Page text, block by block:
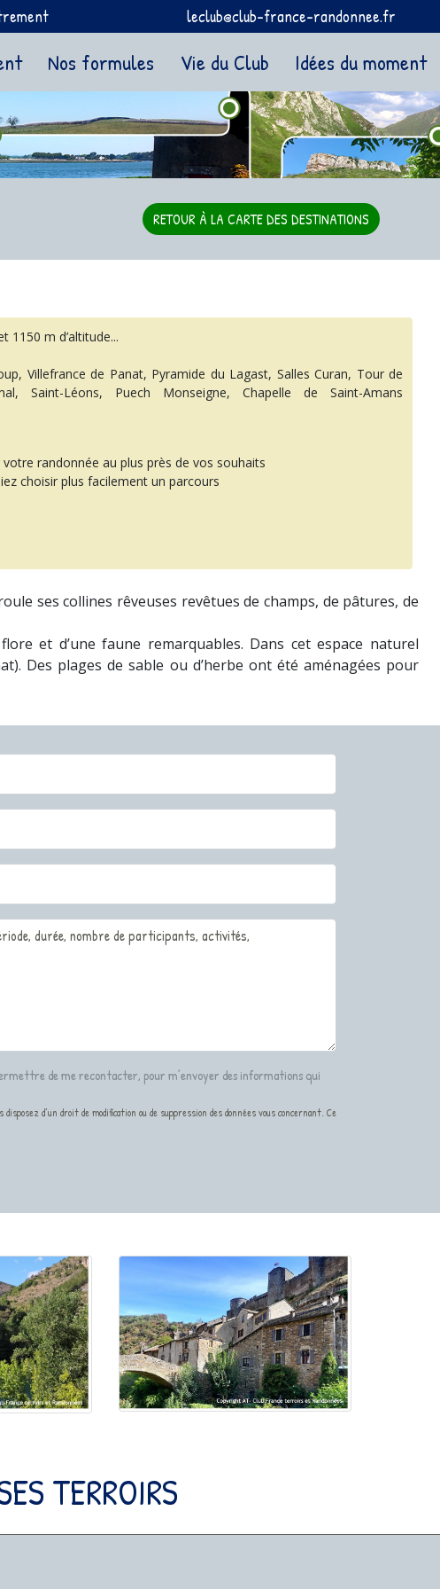
leclub@club-france-randonnee.fr
Nos formules Vie du Club Idées du moment
RETOUR À LA CARTE DES DESTINATIONS
1150 m d’altitude...
Villefrance de Panat, Pyramide du Lagast, Salles Curan, Tour de
Saint-Léons, Puech Monseigne, Chapelle de Saint-Amans
randonnée au plus près de vos souhaits
choisir plus facilement un parcours
ses collines rêveuses revêtues de champs, de pâtures, de
et d’une faune remarquables. Dans cet espace naturel
Des plages de sable ou d’herbe ont été aménagées pour
de me recontacter, pour m’envoyer des informations qui
d’un droit de modification ou de suppression des données vous concernant. Ce
TERROIRS